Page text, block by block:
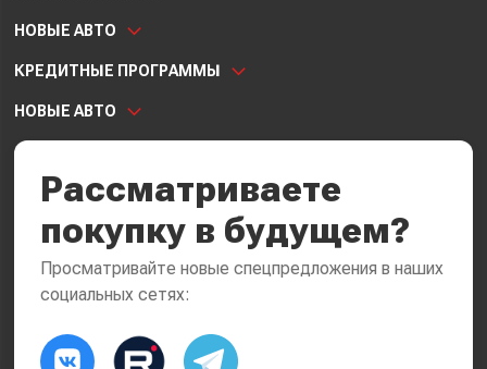
НОВЫЕ АВТО
КРЕДИТНЫЕ ПРОГРАММЫ
НОВЫЕ АВТО
Рассматриваете
покупку в будущем?
Просматривайте новые спецпредложения в наших
социальных сетях: